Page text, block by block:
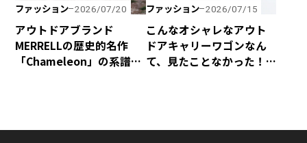
ファッション 2026/07/20
アウトドアブランド
MERRELLの歴史的名作
「Chameleon」の系譜を
ファッション 2026/07/15
こんなオシャレなアウト
ドアキャリーワゴンなん
て、見たことなかった！